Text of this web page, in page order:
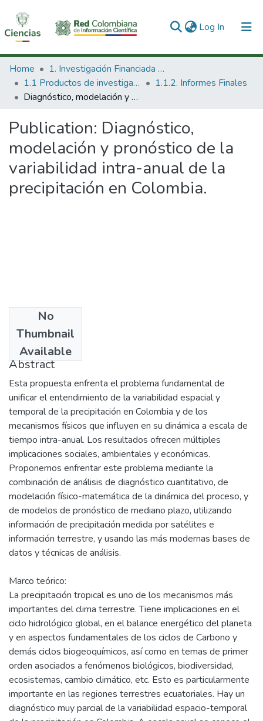
Log In (current)
Communities & Collections
All of DSpace
Home
1. Investigación Financiada con Recursos Públicos
1.1 Productos de investigación
1.1.2. Informes Finales
Diagnóstico, modelación y pronóstico de la variabilidad intra-anual de la precipitación en Colombia.
Publication: Diagnóstico,
modelación y pronóstico de la
variabilidad intra-anual de la
precipitación en Colombia.
No
Thumbnail
Available
2005-04-23
Abstract
Esta propuesta enfrenta el problema fundamental de
unificar el entendimiento de la variabilidad espacial y
temporal de la precipitación en Colombia y de los
mecanismos físicos que influyen en su dinámica a escala de
tiempo intra-anual. Los resultados ofrecen múltiples
implicaciones sociales, ambientales y económicas.
Proponemos enfrentar este problema mediante la
combinación de análisis de diagnóstico cuantitativo, de
modelación físico-matemática de la dinámica del proceso, y
de modelos de pronóstico de mediano plazo, utilizando
información de precipitación medida por satélites e
información terrestre, y usando las más modernas bases de
datos y técnicas de análisis.
Marco teórico:
La precipitación tropical es uno de los mecanismos más
importantes del clima terrestre. Tiene implicaciones en el
ciclo hidrológico global, en el balance energético del planeta
y en aspectos fundamentales de los ciclos de Carbono y
demás ciclos biogeoquímicos, así como en temas de primer
orden asociados a fenómenos biológicos, biodiversidad,
ecosistemas, cambio climático, etc. Esto es particularmente
importante en las regiones terrestres ecuatoriales. Hay un
diagnóstico muy parcial de la variabilidad espacio-temporal